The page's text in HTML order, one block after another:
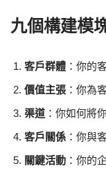
九個構建模
客戶群體 ：你的
價值主張 ：你為
渠道 ：你如何將
客戶關係 ：你與
關鍵活動 ：你的